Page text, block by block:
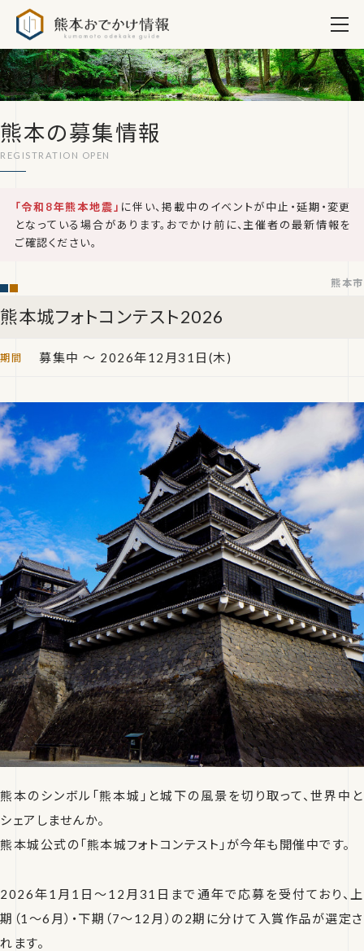
熊本の募集情報
「令和8年熊本地震」 に伴い、掲載中のイベントが中止・延期・変更
となっている場合があります。おでかけ前に、主催者の最新情報を
ご確認ください。
熊本城フォトコンテスト2026
熊本市
募集中 ～ 2026年12月31日(木)
熊本のシンボル「熊本城」と城下の風景を切り取って、世界中と
シェアしませんか。
熊本城公式の「熊本城フォトコンテスト」が今年も開催中です。
2026年1月1日〜12月31日まで通年で応募を受付ており、上
期（1〜6月）・下期（7〜12月）の2期に分けて入賞作品が選定さ
れます。